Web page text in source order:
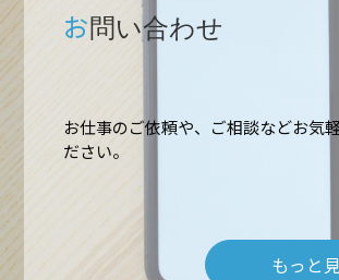
業務内容
お問い合わせ
お仕事のご依頼や、ご相談などお気
ださい。
もっと